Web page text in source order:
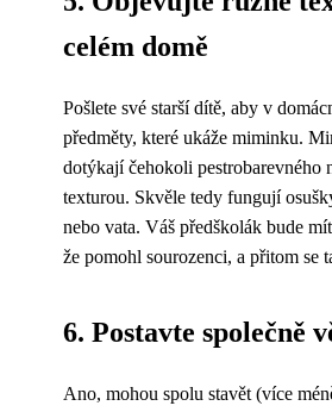
celém domě
Pošlete své starší dítě, aby v
předměty, které ukáže miminku.
dotýkají čehokoli pestrobarevného
texturou. Skvěle tedy fungují
nebo vata. Váš předškolák bude
že pomohl sourozenci, a přitom se
6. Postavte společně
Ano, mohou spolu stavět (více